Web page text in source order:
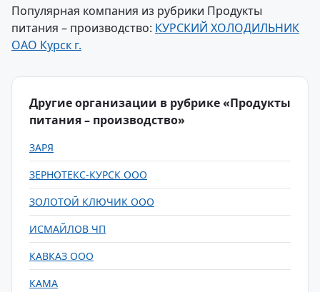
Популярная компания из рубрики Продукты
питания – производство: КУРСКИЙ ХОЛОДИЛЬНИК
ОАО Курск г.
Другие организации в рубрике «Продукты
питания – производство»
ЗАРЯ
ЗЕРНОТЕКС-КУРСК ООО
ЗОЛОТОЙ КЛЮЧИК ООО
ИСМАЙЛОВ ЧП
КАВКАЗ ООО
КАМА